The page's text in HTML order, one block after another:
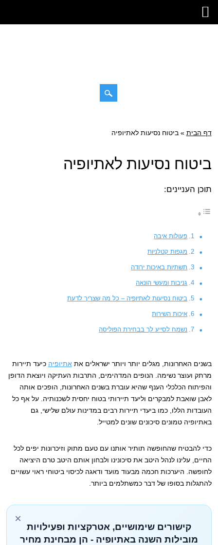
לתוכן
דף הבית »ביטוח נסיעות לאתיופיה
ביטוח נסיעות לאתיופיה
תוכן העניינים:
פעולות איבה
מגפות קטלניות
תשתיות באיכות ירודה
גניבות ומעשי הונאה
ביטוח נסיעות לאתיופיה – כל מה שצריך לדעת
איכות השירות
נשמח לסייע לך בבחירת הפוליסה
בשנים האחרונות, מגלים יותר ויותר ישראלים את אתיופיה כיעד תיירות
מרתק ועוצר נשימה. הנופים המדהימים, התרבות העתיקה ויוצאת הדופן
והפיתוח הכלכלי הענף שהיא עוברת בשנים האחרונות, הופכים אותה
לאבן שואבת למבקרים וליעד תיירותי בטוח יחסית לשכנותיה. על אף כל
העובדות הללו, כמו ביעדי תיירות רבים במדינות עולם שלישי, גם
באתיופיה טמונים סיכונים שונים למטייל.
כדי להבטיח שהחופשה תותיר אותנו עם טעם מתוק וזיכרונות יפים לכל
החיים, עלינו לנהל היטב את סיכונינו ולבחון אותם היטב טרם היציאה
לחופשה. היערכות חכמה מבעוד מועד ודאגה לכיסוי ביטוחי ראוי עשויים
להתגלות בסופו של דבר כמשתלמים ביותר.
×
קישורים שימושיים, אטרקציות ופעילויות
מובילות השנה באתיופיה - הן מבחינת מחיר